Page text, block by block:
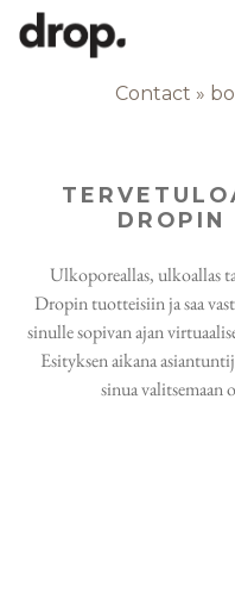
Contact »
DROPIN
Ulkoporeallas, ulkoallas
Dropin tuotteisiin ja saa
sinulle sopivan ajan
Esityksen aikana
sinua valitsemaan